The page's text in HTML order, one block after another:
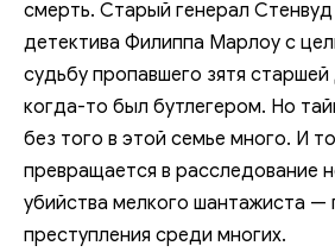
смерть. Cтарый генерал
детектива Филиппа Марлоу с
судьбу пропавшего зятя
когда-то был бутлегером. Но
без того в этой семье много. И
превращается в расследование
убийства мелкого шантажиста —
преступления среди многих.